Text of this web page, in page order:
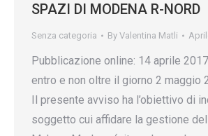
SPAZI DI MODENA R-NORD
Senza categoria By Valentina Matli
Pubblicazione online: 14 aprile
entro e non oltre il giorno 2 maggio
Il presente avviso ha l’obiettivo di
soggetto cui affidare la gestione